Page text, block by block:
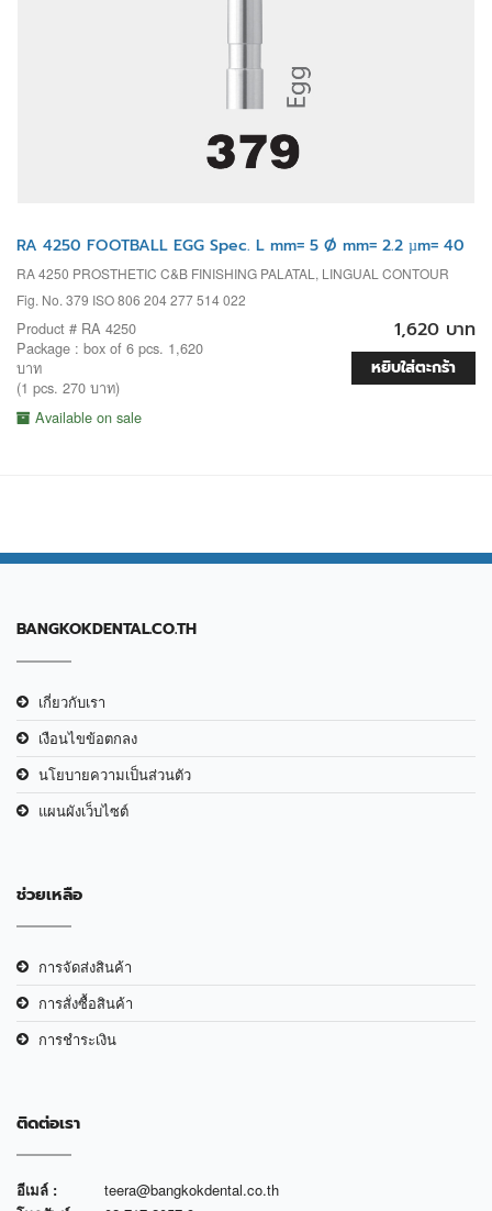
RA 4250 FOOTBALL EGG Spec. L mm= 5 Ø mm= 2.2 µm= 40
RA 4250 PROSTHETIC C&B FINISHING PALATAL, LINGUAL CONTOUR
Fig. No. 379 ISO 806 204 277 514 022
Product # RA 4250
Package : box of 6 pcs. 1,620
บาท
(1 pcs. 270 บาท)
Available on sale
1,620 บาท
หยิบใส่ตะกร้า
BANGKOKDENTAL.CO.TH
เกี่ยวกับเรา
เงือนไขข้อตกลง
นโยบายความเป็นส่วนตัว
แผนผังเว็บไซต์
ช่วยเหลือ
การจัดส่งสินค้า
การสั่งซื้อสินค้า
การชำระเงิน
ติดต่อเรา
อีเมล์ :
teera@bangkokdental.co.th